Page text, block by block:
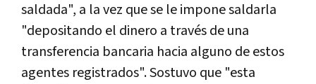
saldada", a la vez que se le impone saldarla
"depositando el dinero a través de una
transferencia bancaria hacia alguno de estos
agentes registrados". Sostuvo que "esta